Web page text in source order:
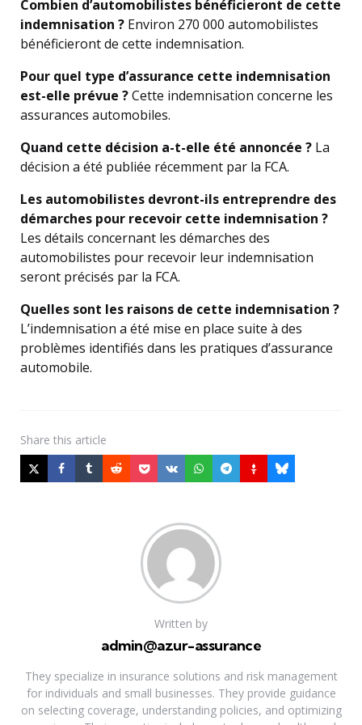
Combien d’automobilistes bénéficieront de cette
indemnisation ? Environ 270 000 automobilistes
bénéficieront de cette indemnisation.
Pour quel type d’assurance cette indemnisation
est-elle prévue ?Cette indemnisation concerne les
assurances automobiles.
Quand cette décision a-t-elle été annoncée ? La
décision a été publiée récemment par la FCA.
Les automobilistes devront-ils entreprendre des
démarches pour recevoir cette indemnisation ?
Les détails concernant les démarches des
automobilistes pour recevoir leur indemnisation
seront précisés par la FCA.
Quelles sont les raisons de cette indemnisation ?
L’indemnisation a été mise en place suite à des
problèmes identifiés dans les pratiques d’assurance
automobile.
Share this article
Written by
admin@azur-assurance
They specialize in insurance solutions and risk management
for individuals and small businesses. They provide guidance
on selecting coverage, understanding policies, and optimizing